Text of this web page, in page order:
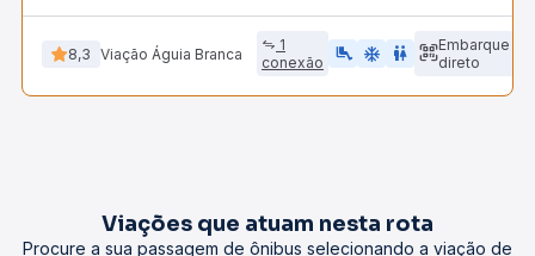
8,3 Viação Águia Branca
1
conexão
airline_seat_legroom_extra ac_unit WC
Embarque
direto
Viações que atuam nesta rota
Procure a sua passagem de ônibus selecionando a viação de